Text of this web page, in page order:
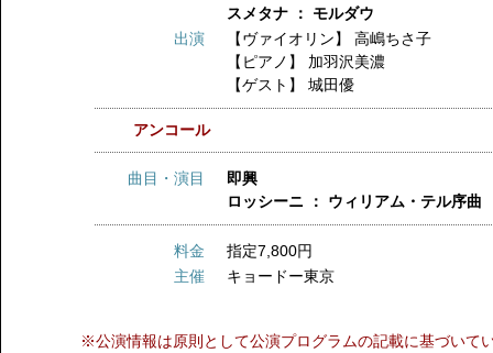
スメタナ ： モルダウ
出演
【ヴァイオリン】高嶋ちさ子
【ピアノ】 加羽沢美濃
【ゲスト】城田優
アンコール
曲目・演目
即興
ロッシーニ ： ウィリアム・テル序曲
料金
指定7,800円
主催
キョードー東京
※公演情報は原則として公演プログラムの記載に基づいて